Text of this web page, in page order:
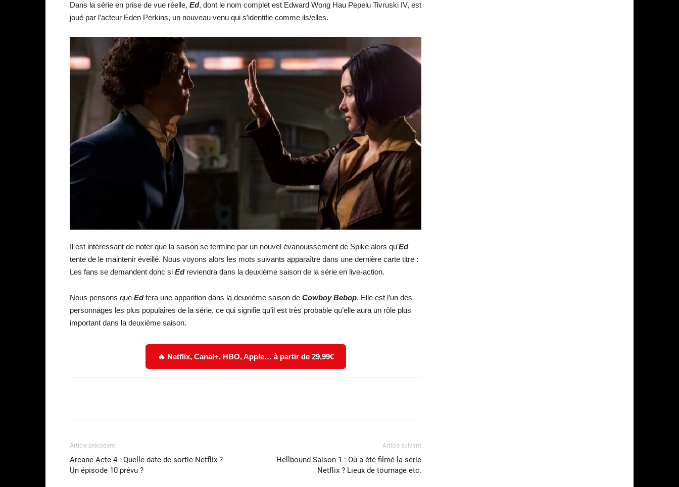
Dans la série en prise de vue réelle, Ed, dont le nom complet est Edward Wong Hau Pepelu Tivruski IV, est
joué par l’acteur Eden Perkins, un nouveau venu qui s’identifie comme ils/elles.
Il est intéressant de noter que la saison se termine par un nouvel évanouissement de Spike alors qu’Ed
tente de le maintenir éveillé. Nous voyons alors les mots suivants apparaître dans une dernière carte titre :
Les fans se demandent donc si Ed reviendra dans la deuxième saison de la série en live-action.
Nous pensons que Edfera une apparition dans la deuxième saison de Cowboy Bebop. Elle est l’un des
personnages les plus populaires de la série, ce qui signifie qu’il est très probable qu’elle aura un rôle plus
important dans la deuxième saison.
🔥 Netflix, Canal+, HBO, Apple… à partir de 29,99€
Article précédent
Arcane Acte 4 : Quelle date de sortie Netflix ?
Un épisode 10 prévu ?
Article suivant
Hellbound Saison 1 : Où a été filmé la série
Netflix ? Lieux de tournage etc.